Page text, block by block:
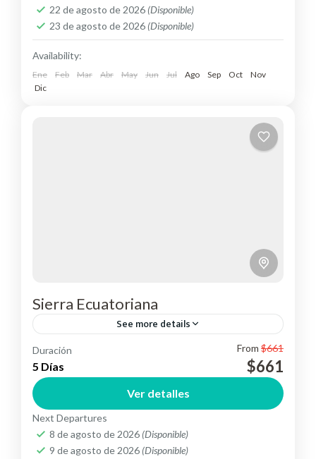
22 de agosto de 2026 (Disponible)
23 de agosto de 2026 (Disponible)
Availability:
Ene Feb Mar Abr May Jun Jul Ago Sep Oct
Nov
Dic
Sierra Ecuatoriana
See more details
Disfruta de la historia y naturaleza que ofrece
Ecuador a su máximo esplendor,
Medium
Duración
5 Días
From $661
$661
Ver detalles
Next Departures
8 de agosto de 2026 (Disponible)
9 de agosto de 2026 (Disponible)